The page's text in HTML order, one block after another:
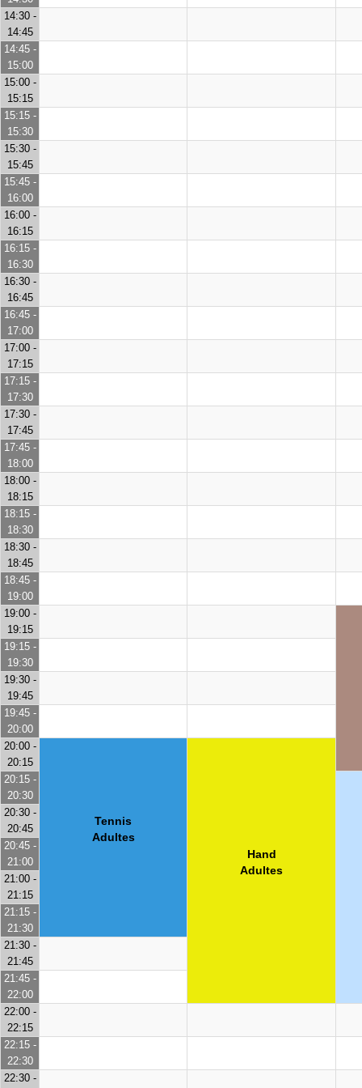
14:30 -
14:45
14:45 -
15:00
15:00 -
15:15
15:15 -
15:30
15:30 -
15:45
15:45 -
16:00
16:00 -
16:15
16:15 -
16:30
16:30 -
16:45
16:45 -
17:00
17:00 -
17:15
17:15 -
17:30
17:30 -
17:45
17:45 -
18:00
18:00 -
18:15
18:15 -
18:30
18:30 -
18:45
18:45 -
19:00
19:00 -
19:15
19:15 -
19:30
19:30 -
19:45
19:45 -
20:00
20:00 -
20:15
Tennis
Adultes
Hand
Adultes
20:15 -
20:30
20:30 -
20:45
20:45 -
21:00
21:00 -
21:15
21:15 -
21:30
21:30 -
21:45
21:45 -
22:00
22:00 -
22:15
22:15 -
22:30
22:30 -